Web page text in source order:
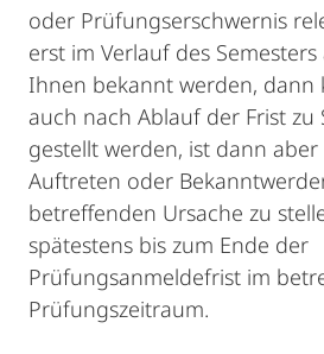
oder Prüfungserschwernis
erst im Verlauf des
Ihnen bekannt werden, dann
auch nach Ablauf der Frist zu
gestellt werden, ist dann
Auftreten oder
betreffenden Ursache zu
spätestens bis zum Ende der
Prüfungsanmeldefrist im
Prüfungszeitraum.